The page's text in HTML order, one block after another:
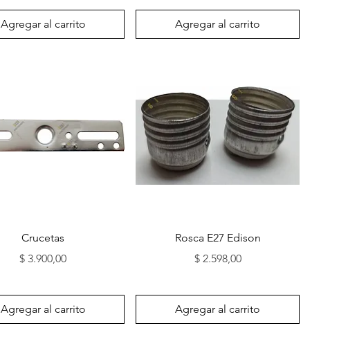
Agregar al carrito Agregar al carrito
Vista rápida
Crucetas
Precio
$ 3.900,00
Agregar al carrito
Vista rápida
Rosca E27 Edison
Precio
$ 2.598,00
Agregar al carrito